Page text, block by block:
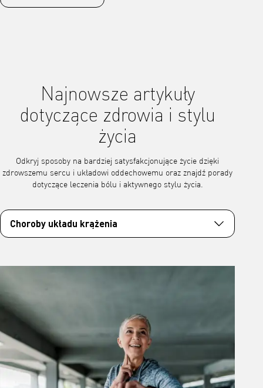
Najnowsze artykuły
dotyczące zdrowia i stylu
życia
Odkryj sposoby na bardziej satysfakcjonujące życie dzięki
zdrowszemu sercu i układowi oddechowemu oraz znajdź porady
dotyczące leczenia bólu i aktywnego stylu życia.
Choroby układu krążenia